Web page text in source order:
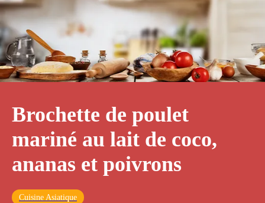
Brochette de poulet
mariné au lait de coco,
ananas et poivrons
Cuisine Asiatique